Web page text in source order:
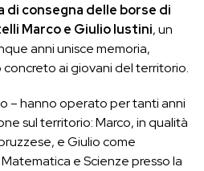
di consegna delle borse di
Marco e Giulio Iustini, un
anni unisce memoria,
ai giovani del territorio.
– hanno operato per tanti anni
sul territorio: Marco, in qualità
e Giulio come
e Scienze presso la